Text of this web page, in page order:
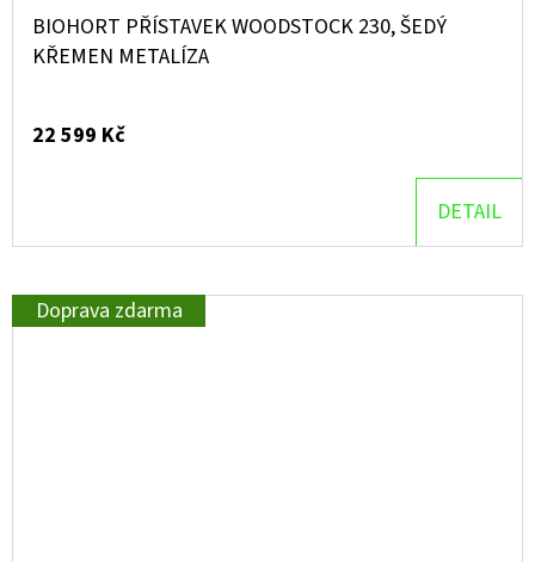
BIOHORT PŘÍSTAVEK WOODSTOCK 230, ŠEDÝ
KŘEMEN METALÍZA
22 599 Kč
DETAIL
Doprava zdarma